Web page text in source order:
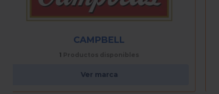
CLAMATO
Ver marca